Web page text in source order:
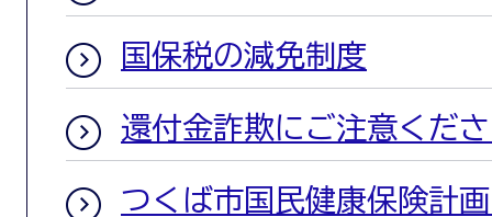
国保税の減免制度
還付金詐欺にご注意くだ
つくば市国民健康保険計